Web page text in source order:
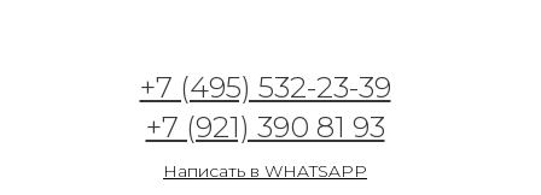
+7 (495) 532-23-39
+7 (921) 390 81 93
Написать в WHATSAPP